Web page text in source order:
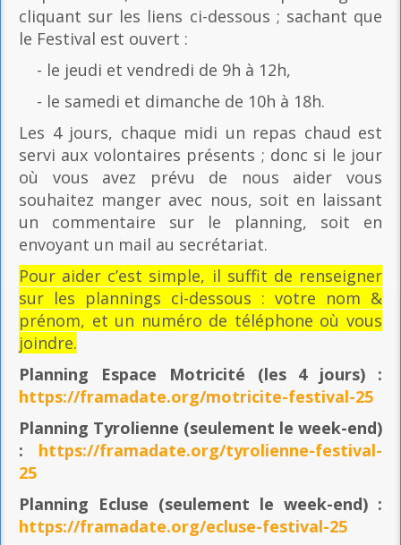
cliquant sur les liens ci-dessous ; sachant que
le Festival est ouvert :
- le jeudi et vendredi de 9h à 12h,
- le samedi et dimanche de 10h à 18h.
Les 4 jours, chaque midi un repas chaud est
servi aux volontaires présents ; donc si le jour
où vous avez prévu de nous aider vous
souhaitez manger avec nous, soit en laissant
un commentaire sur le planning, soit en
envoyant un mail au secrétariat.
Pour aider c’est simple, il suffit de renseigner
sur les plannings ci-dessous : votre nom &
prénom, et un numéro de téléphone où vous
joindre.
Planning Espace Motricité (les 4 jours) :
https://framadate.org/motricite-festival-25
Planning Tyrolienne (seulement le week-end)
: https://framadate.org/tyrolienne-festival-
25
Planning Ecluse (seulement le week-end) :
https://framadate.org/ecluse-festival-25